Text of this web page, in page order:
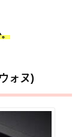
ォヌ)